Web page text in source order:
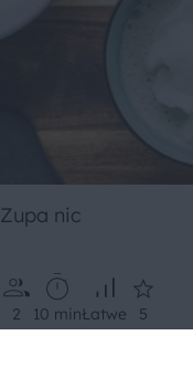
Zupa nic
2 10 minŁatwe 5